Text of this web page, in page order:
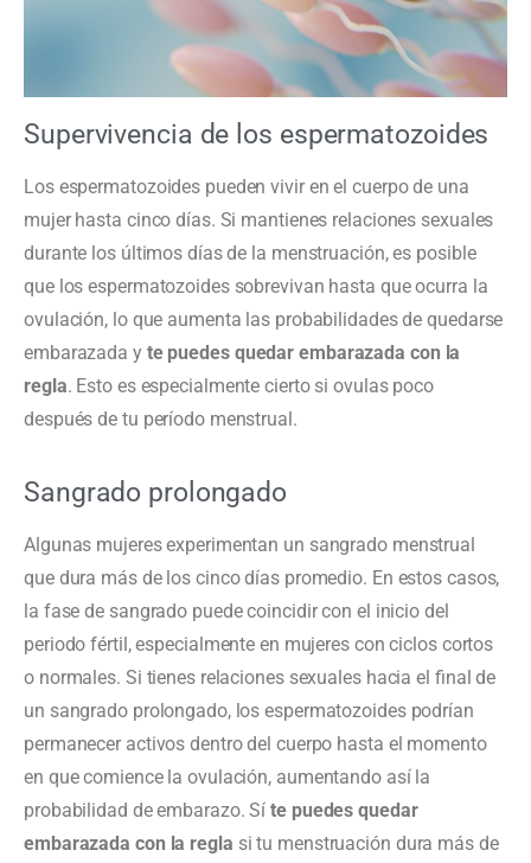
Supervivencia de los espermatozoides
Los espermatozoides pueden vivir en el cuerpo de una
mujer hasta cinco días. Si mantienes relaciones sexuales
durante los últimos días de la menstruación, es posible
que los espermatozoides sobrevivan hasta que ocurra la
ovulación, lo que aumenta las probabilidades de quedarse
embarazada y te puedes quedar embarazada con la
regla. Esto es especialmente cierto si ovulas poco
después de tu período menstrual.
Sangrado prolongado
Algunas mujeres experimentan un sangrado menstrual
que dura más de los cinco días promedio. En estos casos,
la fase de sangrado puede coincidir con el inicio del
periodo fértil, especialmente en mujeres con ciclos cortos
o normales. Si tienes relaciones sexuales hacia el final de
un sangrado prolongado, los espermatozoides podrían
permanecer activos dentro del cuerpo hasta el momento
en que comience la ovulación, aumentando así la
probabilidad de embarazo. Síte puedes quedar
embarazada con la regla si tu menstruación dura más de